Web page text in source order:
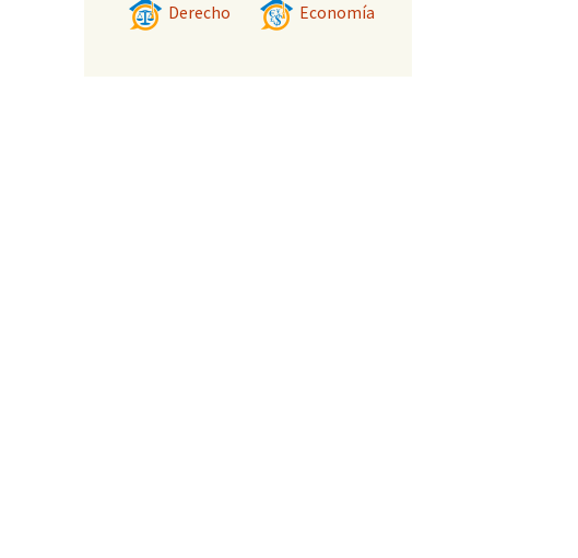
Derecho Economía